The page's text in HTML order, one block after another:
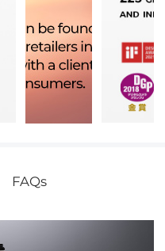
FAQs